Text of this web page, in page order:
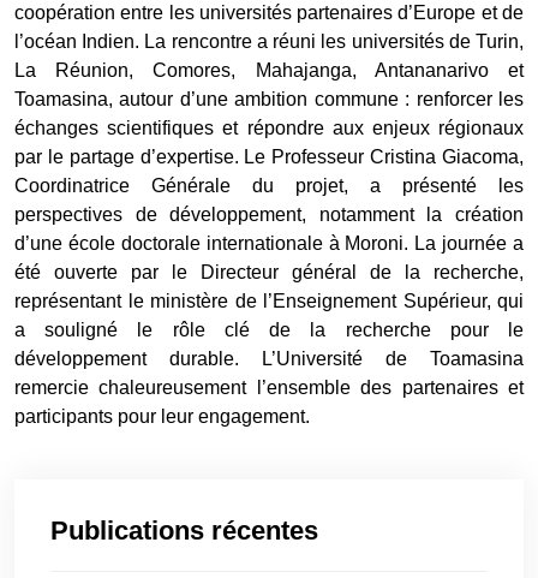
coopération entre les universités partenaires d’Europe et de
l’océan Indien. La rencontre a réuni les universités de Turin,
La Réunion, Comores, Mahajanga, Antananarivo et
Toamasina, autour d’une ambition commune : renforcer les
échanges scientifiques et répondre aux enjeux régionaux
par le partage d’expertise. Le Professeur Cristina Giacoma,
Coordinatrice Générale du projet, a présenté les
perspectives de développement, notamment la création
d’une école doctorale internationale à Moroni. La journée a
été ouverte par le Directeur général de la recherche,
représentant le ministère de l’Enseignement Supérieur, qui
a souligné le rôle clé de la recherche pour le
développement durable. L’Université de Toamasina
remercie chaleureusement l’ensemble des partenaires et
participants pour leur engagement.
Publications récentes